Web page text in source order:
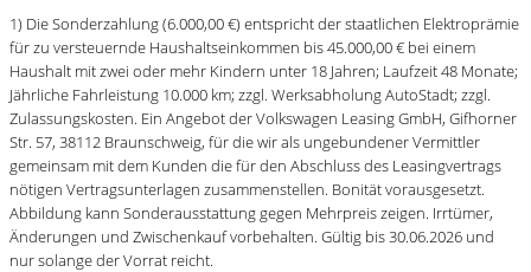
1) Die Sonderzahlung (6.000,00 €) entspricht der staatlichen Elektroprämie
für zu versteuernde Haushaltseinkommen bis 45.000,00 € bei einem
Haushalt mit zwei oder mehr Kindern unter 18 Jahren; Laufzeit 48 Monate;
Jährliche Fahrleistung 10.000 km; zzgl. Werksabholung AutoStadt; zzgl.
Zulassungskosten. Ein Angebot der Volkswagen Leasing GmbH, Gifhorner
Str. 57, 38112 Braunschweig, für die wir als ungebundener Vermittler
gemeinsam mit dem Kunden die für den Abschluss des Leasingvertrags
nötigen Vertragsunterlagen zusammenstellen. Bonität vorausgesetzt.
Abbildung kann Sonderausstattung gegen Mehrpreis zeigen. Irrtümer,
Änderungen und Zwischenkauf vorbehalten. Gültig bis 30.06.2026 und
nur solange der Vorrat reicht.